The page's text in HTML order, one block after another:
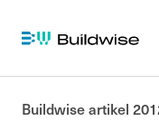
Buildwise artikel